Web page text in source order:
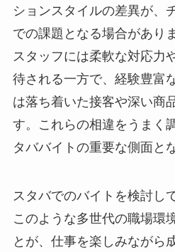
ションスタイルの差異が、
での課題となる場合があり
スタッフには柔軟な対応力
待される一方で、経験豊富
は落ち着いた接客や深い商
す。これらの相違をうまく
タババイトの重要な側面と
スタバでのバイトを検討し
このような多世代の職場環
とが、仕事を楽しみながら